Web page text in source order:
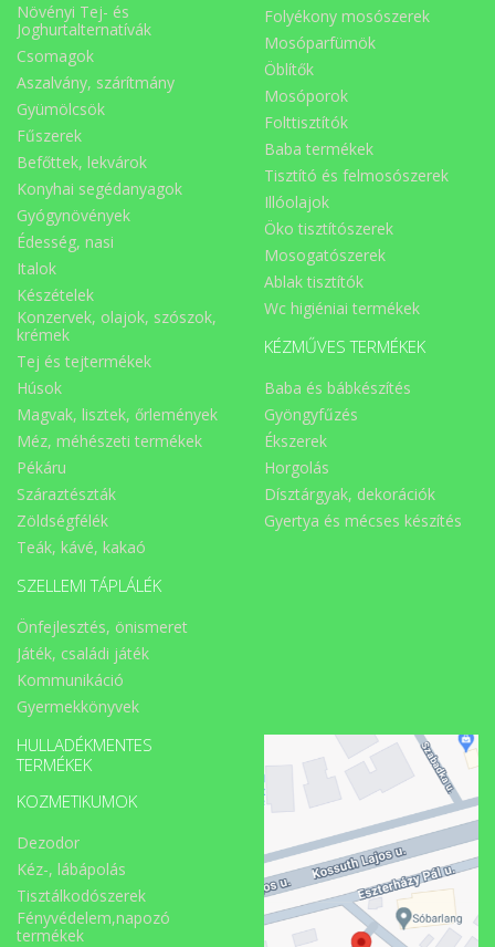
Növényi Tej- és
Joghurtalternatívák
Csomagok
Aszalvány, szárítmány
Gyümölcsök
Fűszerek
Befőttek, lekvárok
Konyhai segédanyagok
Gyógynövények
Édesség, nasi
Italok
Készételek
Konzervek, olajok, szószok,
krémek
Tej és tejtermékek
Húsok
Magvak, lisztek, őrlemények
Méz, méhészeti termékek
Pékáru
Száraztészták
Zöldségfélék
Teák, kávé, kakaó
SZELLEMI TÁPLÁLÉK
Önfejlesztés, önismeret
Játék, családi játék
Kommunikáció
Gyermekkönyvek
Folyékony mosószerek
Mosóparfümök
Öblítők
Mosóporok
Folttisztítók
Baba termékek
Tisztító és felmosószerek
Illóolajok
Öko tisztítószerek
Mosogatószerek
Ablak tisztítók
Wc higiéniai termékek
KÉZMŰVES TERMÉKEK
Baba és bábkészítés
Gyöngyfűzés
Ékszerek
Horgolás
Dísztárgyak, dekorációk
Gyertya és mécses készítés
HULLADÉKMENTES
TERMÉKEK
KOZMETIKUMOK
Dezodor
Kéz-, lábápolás
Tisztálkodószerek
Fényvédelem,napozó
termékek